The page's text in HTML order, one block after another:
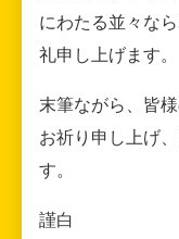
にわたる並々な
礼申し上げます。
末筆ながら、皆
お祈り申し上げ
す。
謹白